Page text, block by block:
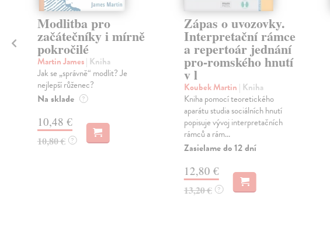
Modlitba pro
začátečníky i mírně
pokročilé
Martin James| Kniha
Jak se „správně“ modlit? Je
nejlepší růženec?
Na sklade ?
10,48 €
10,80 € ?
Zápas o uvozovky.
Interpretační rámce
a repertoár jednání
pro-romského hnutí
v l
Koubek Martin | Kniha
Kniha pomocí teoretického
aparátu studia sociálních hnutí
popisuje vývoj interpretačních
rámců a rám...
Zasielame do 12 dní
12,80 €
13,20 € ?